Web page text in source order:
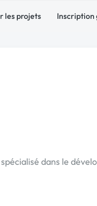
les projets Inscription
dans le